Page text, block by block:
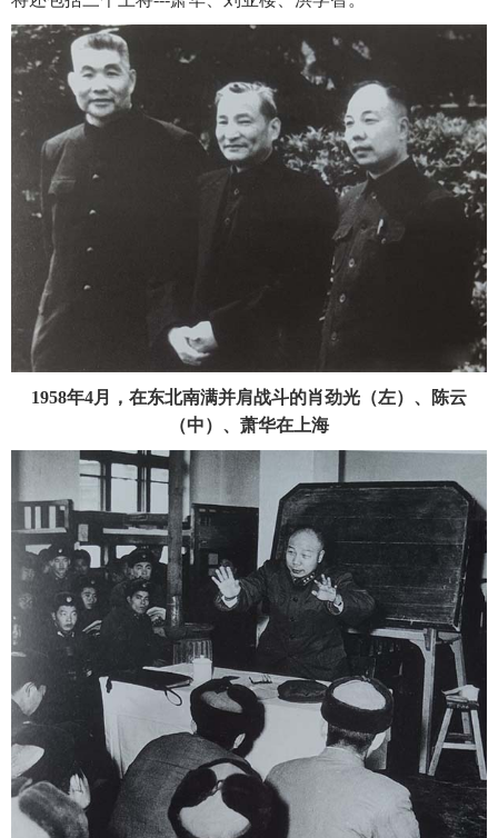
1958年4月，在东北南满并肩战斗的肖劲光（左）、陈云
（中）、萧华在上海